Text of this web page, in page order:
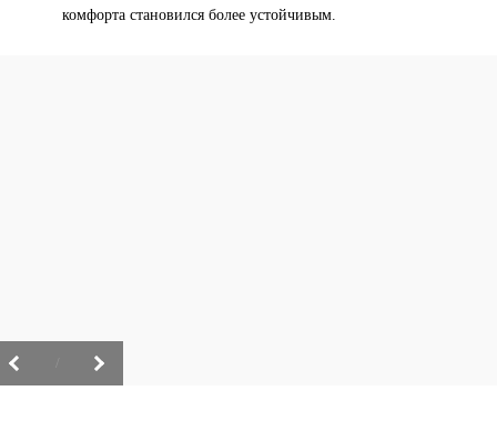
комфорта становился более устойчивым.